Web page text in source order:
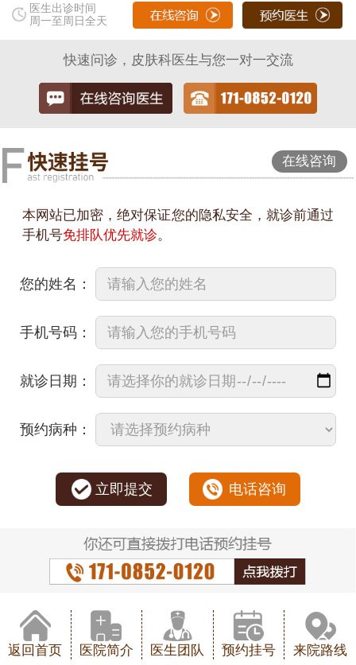
医生出诊时间
周一至周日全天
快速问诊，皮肤科医生与您一对一交流
在线咨询
本网站已加密，绝对保证您的隐私安全，就诊前通过
手机号免排队优先就诊。
您的姓名：
手机号码：
就诊日期：
预约病种：
立即提交 电话咨询
返回首页 医院简介 医生团队 预约挂号 来院路线